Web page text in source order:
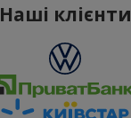
Наші клієнти